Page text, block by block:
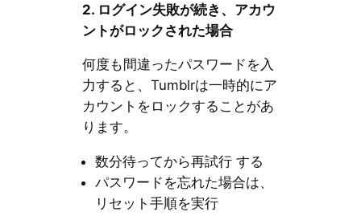
2. ログイン失敗が続き、アカウ
ントがロックされた場合
何度も間違ったパスワードを入
力すると、Tumblrは一時的にア
カウントをロックすることがあ
ります。
数分待ってから再試行 する
パスワードを忘れた場合は、
リセット手順を実行